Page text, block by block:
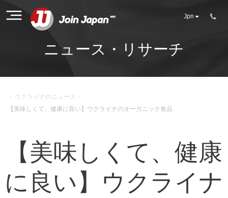
Jpn
ニュース・リサーチ
- ウクライナのニュース -
【美味しくて、健康に良い】ウクライナのオーガニック食品
【美味しくて、健康
に良い】ウクライナ